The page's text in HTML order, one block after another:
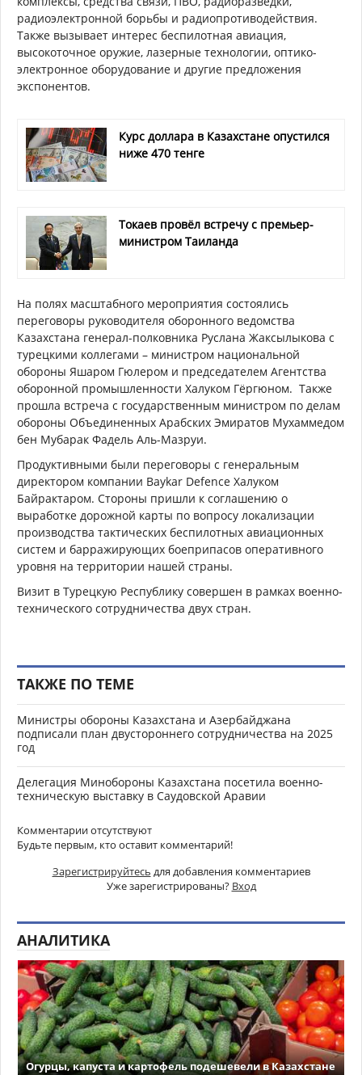
радиоэлектронной борьбы и радиопротиводействия.
Также вызывает интерес беспилотная авиация,
высокоточное оружие, лазерные технологии, оптико-
электронное оборудование и другие предложения
экспонентов.
Курс доллара в Казахстане опустился
ниже 470 тенге
Токаев провёл встречу с премьер-
министром Таиланда
На полях масштабного мероприятия состоялись
переговоры руководителя оборонного ведомства
Казахстана генерал-полковника Руслана Жаксылыкова c
турецкими коллегами – министром национальной
обороны Яшаром Гюлером и председателем Агентства
оборонной промышленности Халуком Гёргюном. Также
прошла встреча с государственным министром по делам
обороны Объединенных Арабских Эмиратов Мухаммедом
бен Мубарак Фадель Аль-Мазруи.
Продуктивными были переговоры с генеральным
директором компании Baykar Defence Халуком
Байрактаром. Стороны пришли к соглашению о
выработке дорожной карты по вопросу локализации
производства тактических беспилотных авиационных
систем и барражирующих боеприпасов оперативного
уровня на территории нашей страны.
Визит в Турецкую Республику совершен в рамках военно-
технического сотрудничества двух стран.
ТАКЖЕ ПО ТЕМЕ
Министры обороны Казахстана и Азербайджана
подписали план двустороннего сотрудничества на 2025
год
Делегация Минобороны Казахстана посетила военно-
техническую выставку в Саудовской Аравии
Комментарии отсутствуют
Будьте первым, кто оставит комментарий!
Зарегистрируйтесь для добавления комментариев
Уже зарегистрированы? Вход
АНАЛИТИКА
Огурцы, капуста и картофель подешевели в Казахстане